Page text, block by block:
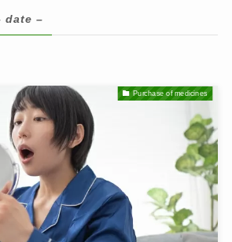
date –
Purchase of medicines